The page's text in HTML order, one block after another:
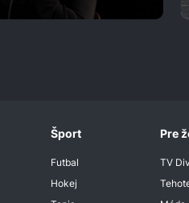
Šport
Futbal
Hokej
Pre
TV